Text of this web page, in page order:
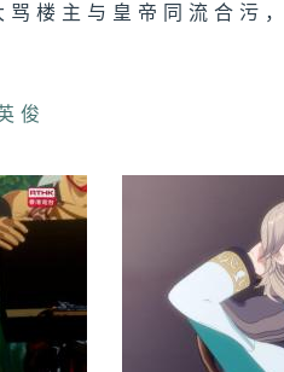
楼主与皇帝同流合污
俊